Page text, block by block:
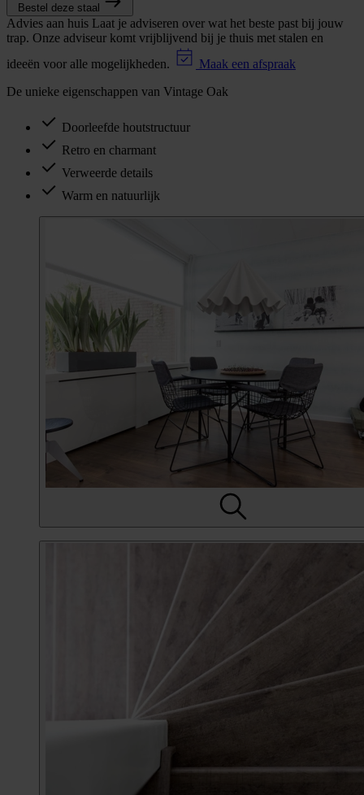
Bestel deze staal
Advies aan huis Laat je adviseren over wat het beste past bij jouw
trap. Onze adviseur komt vrijblijvend bij je thuis met stalen en
ideeën voor alle mogelijkheden.
Maak een afspraak
De unieke eigenschappen van Vintage Oak
Doorleefde houtstructuur
Retro en charmant
Verweerde details
Warm en natuurlijk